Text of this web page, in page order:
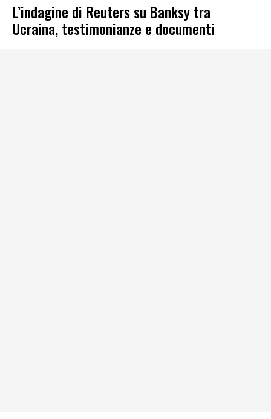
L’indagine di Reuters su Banksy tra
Ucraina, testimonianze e documenti